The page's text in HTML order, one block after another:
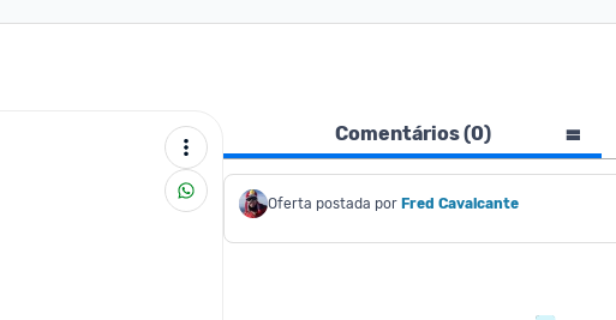
Comentários (0)
Oferta postada por Fred Cavalcante